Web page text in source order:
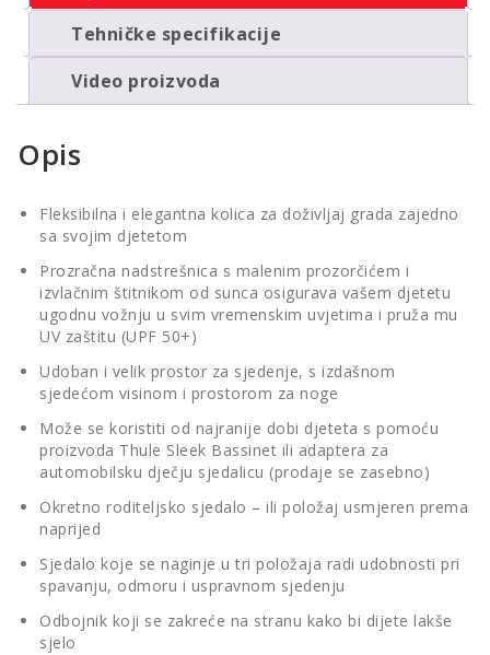
Tehničke specifikacije
Video proizvoda
Opis
Fleksibilna i elegantna kolica za doživljaj grada zajedno
sa svojim djetetom
Prozračna nadstrešnica s malenim prozorčićem i
izvlačnim štitnikom od sunca osigurava vašem djetetu
ugodnu vožnju u svim vremenskim uvjetima i pruža mu
UV zaštitu (UPF 50+)
Udoban i velik prostor za sjedenje, s izdašnom
sjedećom visinom i prostorom za noge
Može se koristiti od najranije dobi djeteta s pomoću
proizvoda Thule Sleek Bassinet ili adaptera za
automobilsku dječju sjedalicu (prodaje se zasebno)
Okretno roditeljsko sjedalo – ili položaj usmjeren prema
naprijed
Sjedalo koje se naginje u tri položaja radi udobnosti pri
spavanju, odmoru i uspravnom sjedenju
Odbojnik koji se zakreće na stranu kako bi dijete lakše
sjelo